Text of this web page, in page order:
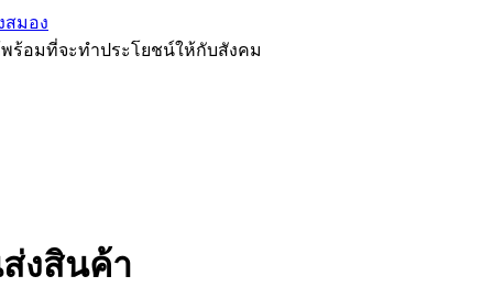
สมอง
ร้อมที่จะทำประโยชน์ให้กับสังคม
งสินค้า